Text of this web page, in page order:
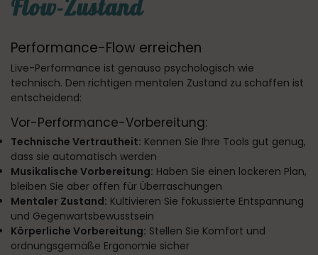
Flow-Zustand
Performance-Flow erreichen
Live-Performance ist genauso psychologisch wie
technisch. Den richtigen mentalen Zustand zu schaffen ist
entscheidend:
Vor-Performance-Vorbereitung:
Technische Vertrautheit: Kennen Sie Ihre Tools gut genug,
dass sie automatisch werden
Musikalische Vorbereitung: Haben Sie einen lockeren Plan,
bleiben Sie aber offen für Überraschungen
Mentaler Zustand: Kultivieren Sie fokussierte Entspannung
und Gegenwartsbewusstsein
Körperliche Vorbereitung: Stellen Sie Komfort und
ordnungsgemäße Ergonomie sicher